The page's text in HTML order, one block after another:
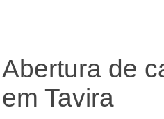
Abertura de
em Tavira